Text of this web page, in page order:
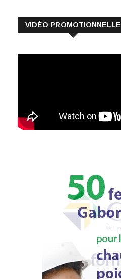
VIDÉO PROMOTIONNELLE